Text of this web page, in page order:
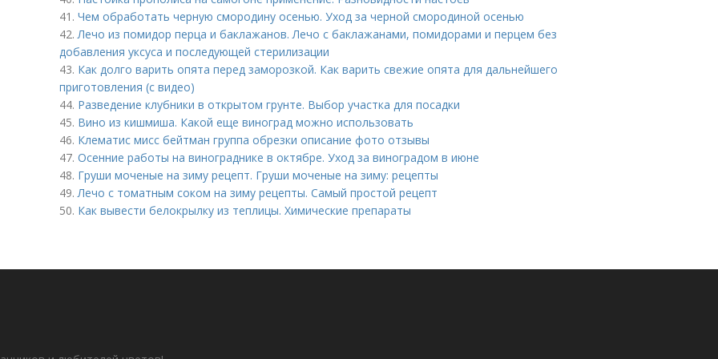
41. Чем обработать черную смородину осенью. Уход за черной смородиной осенью
42.Лечо из помидор перца и баклажанов. Лечо с баклажанами, помидорами и перцем без
добавления уксуса и последующей стерилизации
43. Как долго варить опята перед заморозкой. Как варить свежие опята для дальнейшего
приготовления (с видео)
44. Разведение клубники в открытом грунте. Выбор участка для посадки
45. Вино из кишмиша. Какой еще виноград можно использовать
46. Клематис мисс бейтман группа обрезки описание фото отзывы
47. Осенние работы на винограднике в октябре. Уход за виноградом в июне
48. Груши моченые на зиму рецепт. Груши моченые на зиму: рецепты
49.Лечо с томатным соком на зиму рецепты. Самый простой рецепт
50. Как вывести белокрылку из теплицы. Химические препараты